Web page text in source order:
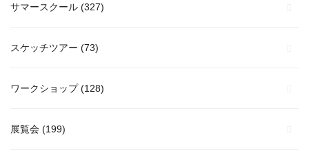
サマースクール (327)
スケッチツアー (73)
ワークショップ(128)
展覧会 (199)